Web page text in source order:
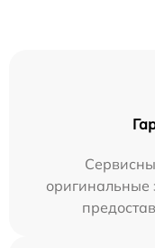
оригинальные